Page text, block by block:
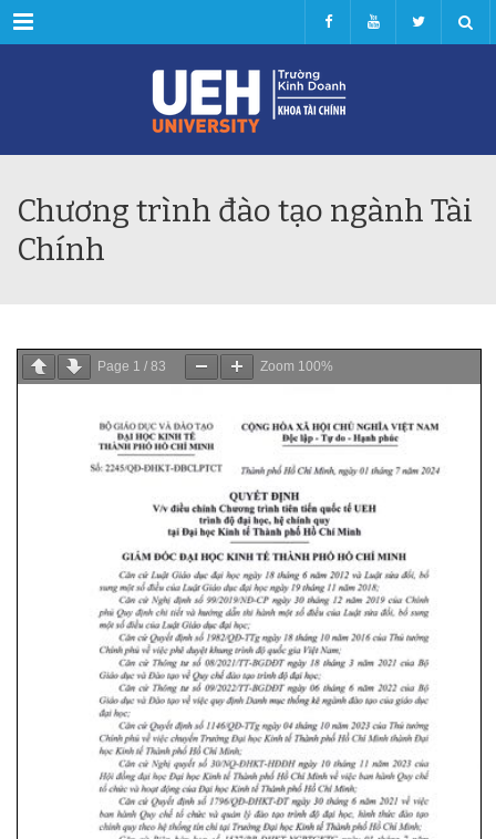
Menu
Chương trình đào tạo ngành Tài
Chính
Page 1 / 83 Zoom 100%